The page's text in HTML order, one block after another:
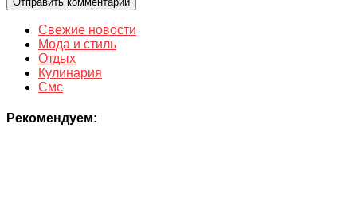
Свежие новости
Мода и стиль
Отдых
Кулинария
Смс
Рекомендуем: